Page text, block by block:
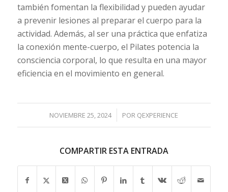
también fomentan la flexibilidad y pueden ayudar
a prevenir lesiones al preparar el cuerpo para la
actividad. Además, al ser una práctica que enfatiza
la conexión mente-cuerpo, el Pilates potencia la
consciencia corporal, lo que resulta en una mayor
eficiencia en el movimiento en general.
NOVIEMBRE 25, 2024
/ POR QEXPERIENCE
COMPARTIR ESTA ENTRADA